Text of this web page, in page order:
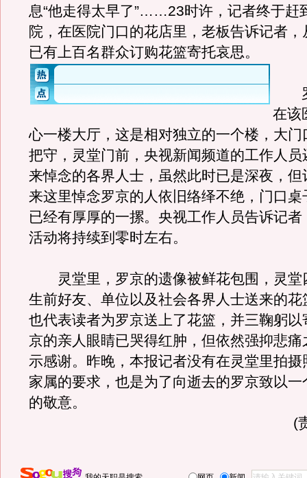
息“他走得太早了”……23时许，记者终于赶
院，在医院门口的花店里，老板告诉记者
已有上百名群众订购花篮寄托哀思。
罗
在该
心一楼大厅，这是相对独立的一个楼，大门
把守，灵堂门前，央视新闻频道的工作人员
来悼念的各界人士，虽然此时已是深夜，但
来这里悼念罗京的人依旧络绎不绝，门口桌
已经有厚厚的一摞。央视工作人员告诉记
活动将持续到零时左右。
灵堂里，罗京的遗像被鲜花包围，灵堂
生前好友、单位以及社会各界人士送来的花
也代表读者为罗京送上了花篮，并三鞠躬以
京的亲人眼睛已哭得红肿，但依然强抑悲痛
示感谢。昨晚，本报记者没有在灵堂里拍摄
家属的要求，也是为了向逝去的罗京致以一
的敬意。
(